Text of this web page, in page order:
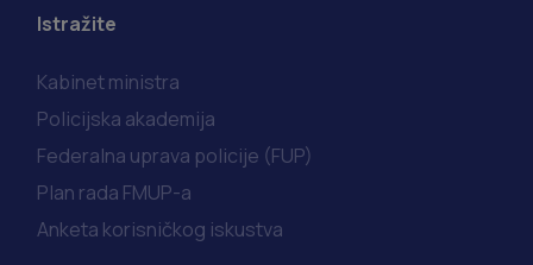
Istražite
Kabinet ministra
Policijska akademija
Federalna uprava policije (FUP)
Plan rada FMUP-a
Anketa korisničkog iskustva